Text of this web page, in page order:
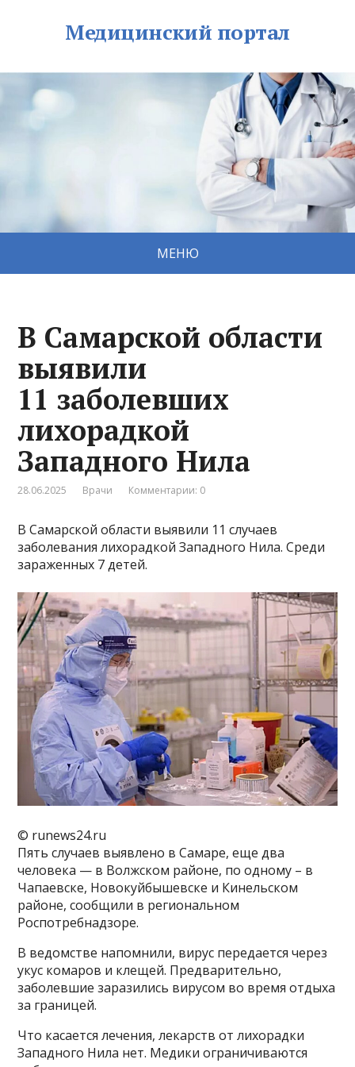
Медицинский портал
МЕНЮ
В Самарской области
выявили
11 заболевших
лихорадкой
Западного Нила
28.06.2025 Врачи Комментарии: 0
В Самарской области выявили 11 случаев
заболевания лихорадкой Западного Нила. Среди
зараженных 7 детей.
© runews24.ru
Пять случаев выявлено в Самаре, еще два
человека — в Волжском районе, по одному – в
Чапаевске, Новокуйбышевске и Кинельском
районе, сообщили в региональном
Роспотребнадзоре.
В ведомстве напомнили, вирус передается через
укус комаров и клещей. Предварительно,
заболевшие заразились вирусом во время отдыха
за границей.
Что касается лечения, лекарств от лихорадки
Западного Нила нет. Медики ограничиваются